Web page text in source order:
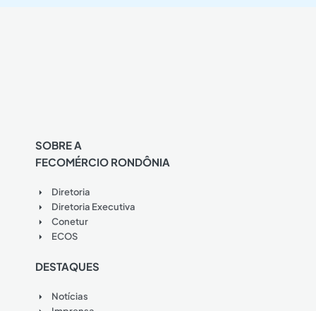
SOBRE A
FECOMÉRCIO RONDÔNIA
Diretoria
Diretoria Executiva
Conetur
ECOS
DESTAQUES
Notícias